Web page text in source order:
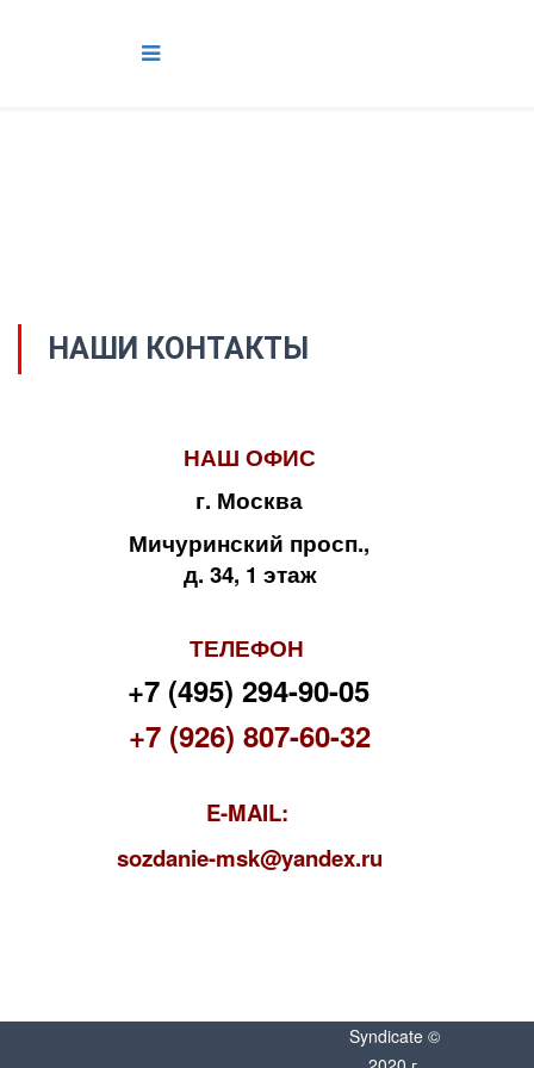
НАШИ КОНТАКТЫ
НАШ ОФИС
г. Москва
Мичуринский просп.,
д. 34, 1 этаж
ТЕЛЕФОН
+7 (495) 294-90-05
+7 (926) 807-60-32
E-MAIL:
sozdanie-msk@yandex.ru
Syndicate ©